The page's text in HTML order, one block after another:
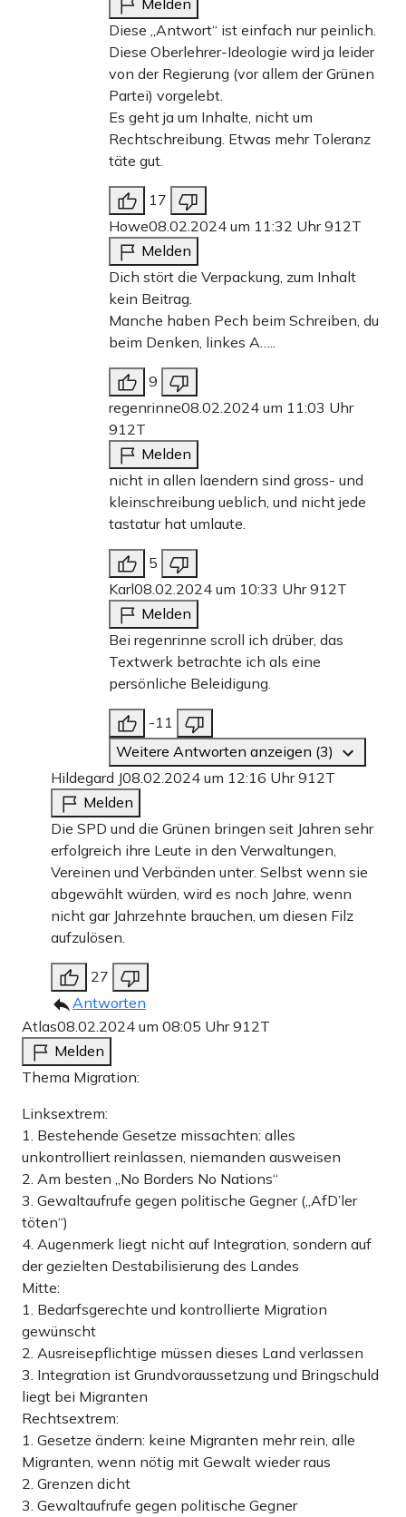
Melden
Diese „Antwort“ ist einfach nur peinlich.
Diese Oberlehrer-Ideologie wird ja leider
von der Regierung (vor allem der Grünen
Partei) vorgelebt.
Es geht ja um Inhalte, nicht um
Rechtschreibung. Etwas mehr Toleranz
täte gut.
17
Howe08.02.2024 um 11:32 Uhr912T
Melden
Dich stört die Verpackung, zum Inhalt
kein Beitrag.
Manche haben Pech beim Schreiben, du
beim Denken, linkes A…..
9
regenrinne08.02.2024 um 11:03 Uhr
912T
Melden
nicht in allen laendern sind gross- und
kleinschreibung ueblich, und nicht jede
tastatur hat umlaute.
5
Karl08.02.2024 um 10:33 Uhr912T
Melden
Bei regenrinne scroll ich drüber, das
Textwerk betrachte ich als eine
persönliche Beleidigung.
-11
Weitere Antworten anzeigen (3)
Hildegard J08.02.2024 um 12:16 Uhr912T
Melden
Die SPD und die Grünen bringen seit Jahren sehr
erfolgreich ihre Leute in den Verwaltungen,
Vereinen und Verbänden unter. Selbst wenn sie
abgewählt würden, wird es noch Jahre, wenn
nicht gar Jahrzehnte brauchen, um diesen Filz
aufzulösen.
27
Antworten
Atlas08.02.2024 um 08:05 Uhr912T
Melden
Thema Migration:
Linksextrem:
1. Bestehende Gesetze missachten: alles
unkontrolliert reinlassen, niemanden ausweisen
2. Am besten „No Borders No Nations“
3. Gewaltaufrufe gegen politische Gegner („AfD’ler
töten“)
4. Augenmerk liegt nicht auf Integration, sondern auf
der gezielten Destabilisierung des Landes
Mitte:
1. Bedarfsgerechte und kontrollierte Migration
gewünscht
2. Ausreisepflichtige müssen dieses Land verlassen
3. Integration ist Grundvoraussetzung und Bringschuld
liegt bei Migranten
Rechtsextrem:
1. Gesetze ändern: keine Migranten mehr rein, alle
Migranten, wenn nötig mit Gewalt wieder raus
2. Grenzen dicht
3. Gewaltaufrufe gegen politische Gegner